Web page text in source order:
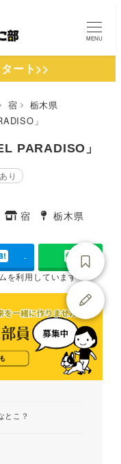
MENU
ート>>
宿
栃木県
」
PARADISO」
り
ンル
タグ
宿
タグ
栃木県
-
を利用しています
とこ？